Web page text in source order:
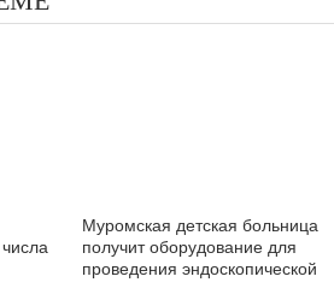
Муромская детская больница
получит оборудование для
проведения эндоскопической